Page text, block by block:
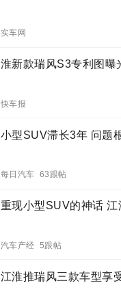
实车网
淮新款瑞风S3专利图曝
快车报
小型SUV滞长3年 问题
每日汽车 63跟帖
重现小型SUV的神话
汽车产经 5跟帖
江淮推瑞风三款车型享